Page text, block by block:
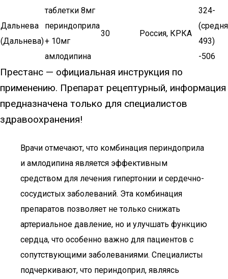
Дальнева
(Дальнева)
таблетки 8мг
периндоприла
+ 10мг
амлодипина
30 Россия, КРКА
324-
493)
-506
Престанс — официальная инструкция по
применению. Препарат рецептурный, информация
предназначена только для специалистов
здравоохранения!
Врачи отмечают, что комбинация периндоприла
и амлодипина является эффективным
средством для лечения гипертонии и сердечно-
сосудистых заболеваний. Эта комбинация
препаратов позволяет не только снижать
артериальное давление, но и улучшать функцию
сердца, что особенно важно для пациентов с
сопутствующими заболеваниями. Специалисты
подчеркивают, что периндоприл, являясь